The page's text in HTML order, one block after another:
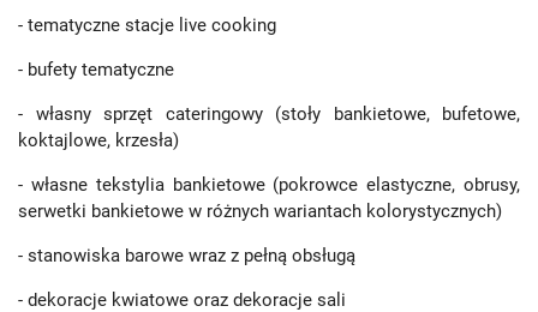
- tematyczne stacje live cooking
- bufety tematyczne
- własny sprzęt cateringowy (stoły bankietowe, bufetowe,
koktajlowe, krzesła)
- własne tekstylia bankietowe (pokrowce elastyczne, obrusy,
serwetki bankietowe w różnych wariantach kolorystycznych)
- stanowiska barowe wraz z pełną obsługą
- dekoracje kwiatowe oraz dekoracje sali